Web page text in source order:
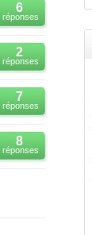
6
réponses
2
réponses
7
réponses
8
réponses